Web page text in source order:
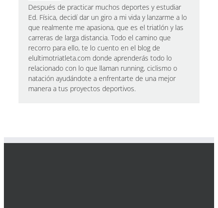
Después de practicar muchos deportes y estudiar
Ed. Física, decidí dar un giro a mi vida y lanzarme a lo
que realmente me apasiona, que es el triatlón y las
carreras de larga distancia. Todo el camino que
recorro para ello, te lo cuento en el blog de
elultimotriatleta.com donde aprenderás todo lo
relacionado con lo que llaman running, ciclismo o
natación ayudándote a enfrentarte de una mejor
manera a tus proyectos deportivos.